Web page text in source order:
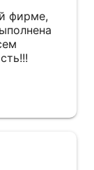
фирме,